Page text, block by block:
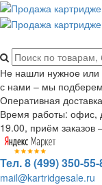
Не нашли нужное или
с нами – мы
Оперативная
Время работы: офис,
19.00, приём заказов
Тел. 8 (499) 350-
mail@kartridgesale.ru